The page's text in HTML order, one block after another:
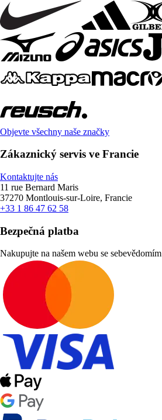
Objevte všechny naše značky
Zákaznický servis ve Francie
Kontaktujte nás
11 rue Bernard Maris
37270 Montlouis-sur-Loire, Francie
+33 1 86 47 62 58
Bezpečná platba
Nakupujte na našem webu se sebevědomím